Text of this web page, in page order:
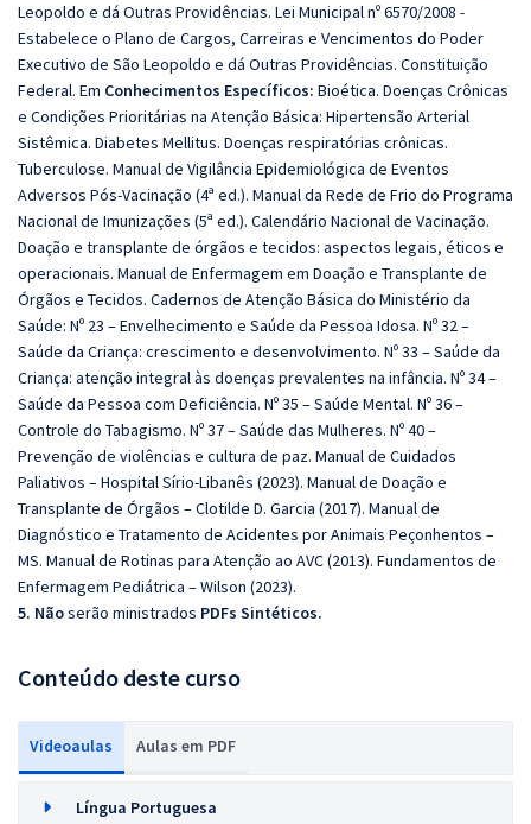
Leopoldo e dá Outras Providências. Lei Municipal nº 6570/2008 -
Estabelece o Plano de Cargos, Carreiras e Vencimentos do Poder
Executivo de São Leopoldo e dá Outras Providências. Constituição
Federal. Em Conhecimentos Específicos: Bioética. Doenças Crônicas
e Condições Prioritárias na Atenção Básica: Hipertensão Arterial
Sistêmica. Diabetes Mellitus. Doenças respiratórias crônicas.
Tuberculose. Manual de Vigilância Epidemiológica de Eventos
Adversos Pós-Vacinação (4ª ed.). Manual da Rede de Frio do Programa
Nacional de Imunizações (5ª ed.). Calendário Nacional de Vacinação.
Doação e transplante de órgãos e tecidos: aspectos legais, éticos e
operacionais. Manual de Enfermagem em Doação e Transplante de
Órgãos e Tecidos. Cadernos de Atenção Básica do Ministério da
Saúde: Nº 23 – Envelhecimento e Saúde da Pessoa Idosa. Nº 32 –
Saúde da Criança: crescimento e desenvolvimento. Nº 33 – Saúde da
Criança: atenção integral às doenças prevalentes na infância. Nº 34 –
Saúde da Pessoa com Deficiência. Nº 35 – Saúde Mental. Nº 36 –
Controle do Tabagismo. Nº 37 – Saúde das Mulheres. Nº 40 –
Prevenção de violências e cultura de paz. Manual de Cuidados
Paliativos – Hospital Sírio-Libanês (2023). Manual de Doação e
Transplante de Órgãos – Clotilde D. Garcia (2017). Manual de
Diagnóstico e Tratamento de Acidentes por Animais Peçonhentos –
MS. Manual de Rotinas para Atenção ao AVC (2013). Fundamentos de
Enfermagem Pediátrica – Wilson (2023).
5. Nãoserão ministrados PDFs Sintéticos.
Conteúdo deste curso
Videoaulas Aulas em PDF
Língua Portuguesa